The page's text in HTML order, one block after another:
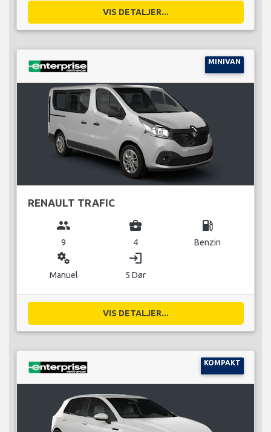
VIS DETALJER...
MINIVAN
RENAULT TRAFIC
group
9
business_center
4
local_gas_station
Benzin
miscellaneous_services
Manuel
login
5 Dør
VIS DETALJER...
KOMPAKT